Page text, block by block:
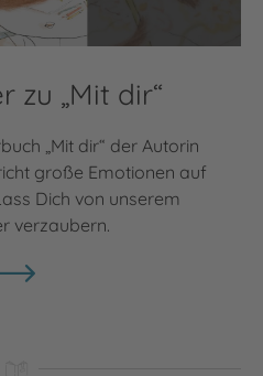
zu „Mit dir“
„Mit dir“ der Autorin
große Emotionen auf
Dich von unserem
verzaubern.